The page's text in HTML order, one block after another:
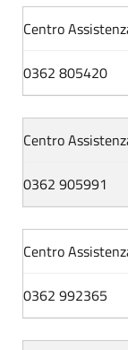
Centro
0362 805420
Centro
0362 905991
Centro
0362 992365